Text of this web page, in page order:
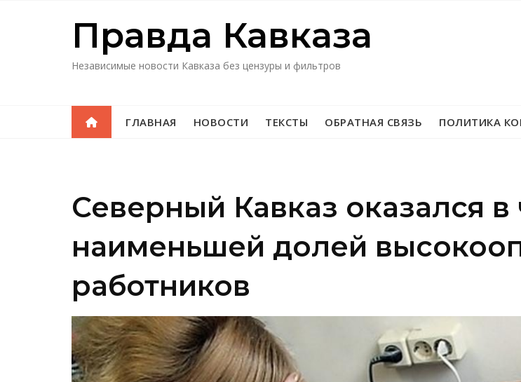
Правда Кавказa
Независимые новости Кавказа без цензуры и фильтров
ГЛАВНАЯ НОВОСТИ ТЕКСТЫ ОБРАТНАЯ СВЯЗЬ ПОЛИТИКА
Северный Кавказ оказался
наименьшей долей
работников